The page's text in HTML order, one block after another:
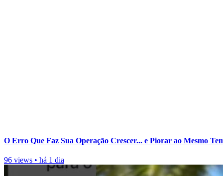
O Erro Que Faz Sua Operação Crescer... e Piorar ao Mesmo
96 views • há 1 dia